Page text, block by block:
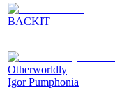
BACKIT
Otherworldly
Igor Pumphonia